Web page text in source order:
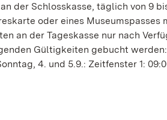
der Schlosskasse, täglich von 9
oder eines Museumspasses
an der Tageskasse nur nach
Gültigkeiten gebucht
4. und 5.9.: Zeitfenster 1: